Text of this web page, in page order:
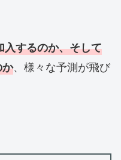
するのか、そして
、様々な予測が飛び